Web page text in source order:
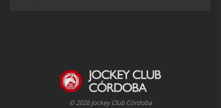
© 2026 Jockey Club Córdoba